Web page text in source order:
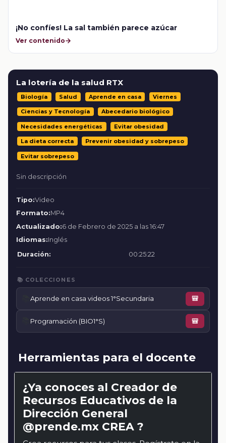
¡No confíes! La sal también parece azúcar
Ver contenido
La lotería de la salud RTX
Biología Salud Aprende en casa Viernes
Ciencias y Tecnología Abecedario biológico
Necesidades energéticas Evitar obesidad
La dieta correcta Prevenir obesidad y sobrepeso
Evitar sobrepeso
Sin descripción
Tipo:Video
Formato:MP4
Actualizado:6 de Febrero de 2025 a las 16:47
Idiomas:Inglés
Duración:
00:25:22
📚 COLECCIONES
📚Aprende en casa videos 1°Secundaria 🎒
Programación (BIO1°S) 🎒
Herramientas para el docente
¿Ya conoces al Creador de
Recursos Educativos de la
Dirección General
@prende.mx CREA ?